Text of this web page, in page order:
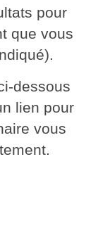
pour
que vous
dessous
lien pour
vous